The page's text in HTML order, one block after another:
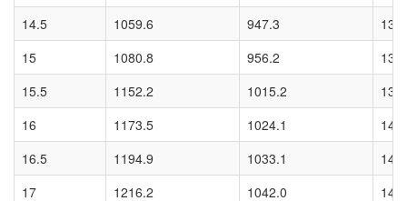
14.5
1059.6 947.3
15
1080.8 956.2
15.5
1152.2 1015.2
16
1173.5 1024.1
16.5
1194.9 1033.1
17
1216.2 1042.0